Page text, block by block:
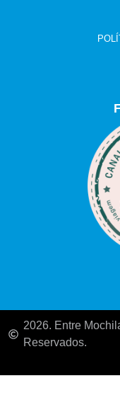
2026. Entre
Reservados.